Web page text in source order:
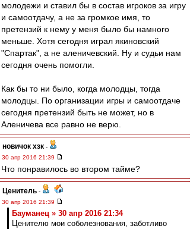
молодежи и ставил бы в состав игроков за игру
и самоотдачу, а не за громкое имя, то
претензий к нему у меня было бы намного
меньше. Хотя сегодня играл якиновский
"Спартак", а не аленичевский. Ну и судьи нам
сегодня очень помогли.
Как бы то ни было, когда молодцы, тогда
молодцы. По организации игры и самоотдаче
сегодня претензий быть не может, но в
Аленичева все равно не верю.
новичок хзк -
30 апр 2016 21:39
Что понравилось во втором тайме?
Ценитель -
30 апр 2016 21:39
Бауманец » 30 апр 2016 21:34
Ценителю мои соболезнования, заботливо